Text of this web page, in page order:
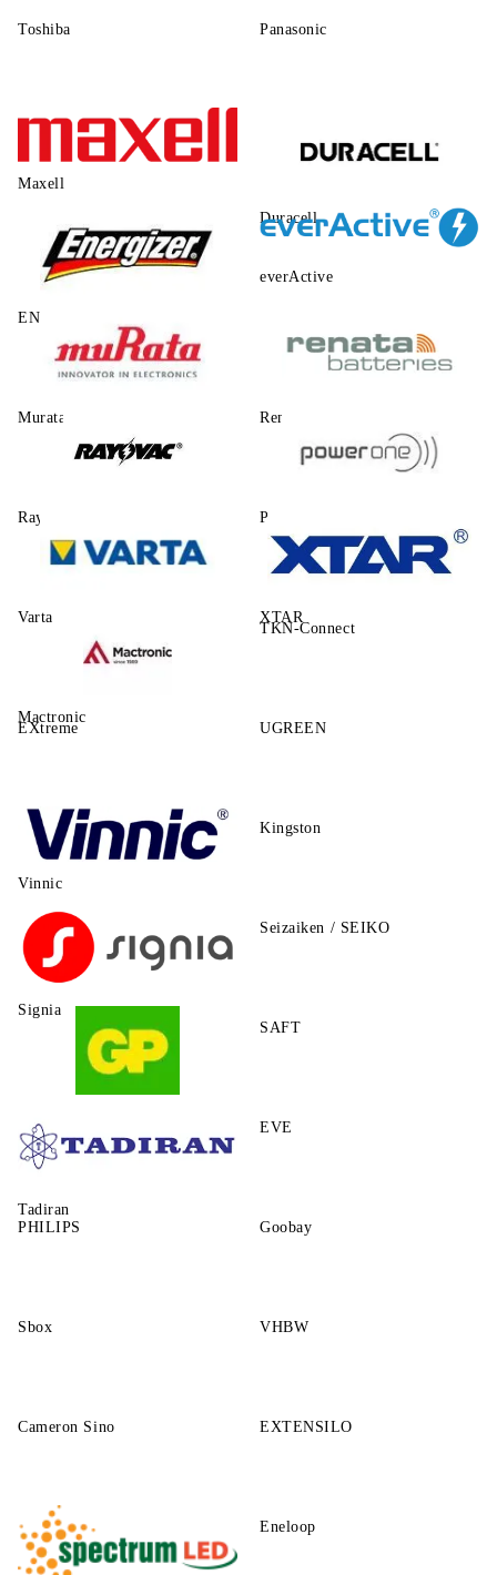
Toshiba Panasonic
Maxell
Duracell
ENERGIZER
everActive
Murata Renata
Rayovac Power One
Varta XTAR
Mactronic
TKN-Connect
EXtreme UGREEN
Vinnic
Kingston
Signia
Seizaiken / SEIKO
SAFT
Tadiran
EVE
PHILIPS Goobay
Sbox VHBW
Cameron Sino EXTENSILO
Eneloop